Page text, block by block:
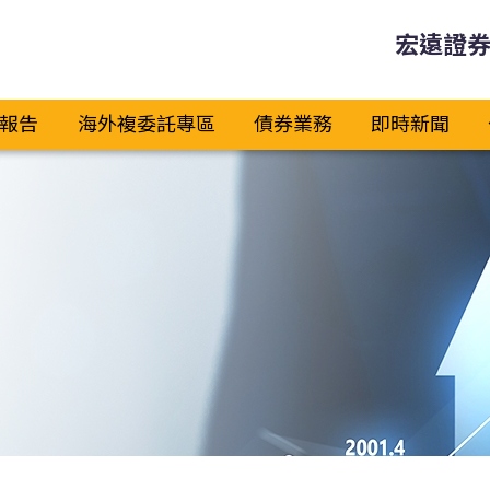
宏遠證券
告 海外複委託專區 債券業務 即時新聞